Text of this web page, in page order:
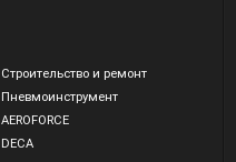
Строительство и ремонт
Пневмоинструмент
AEROFORCE
DECA